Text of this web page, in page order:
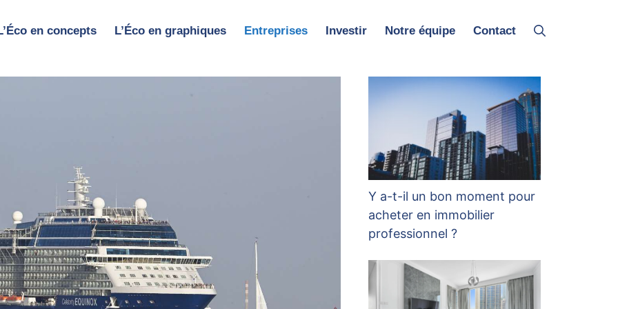
en concepts L’Éco en graphiques Entreprises Investir Notre équipe Contact
Y a-t-il un bon moment pour
acheter en immobilier
professionnel ?